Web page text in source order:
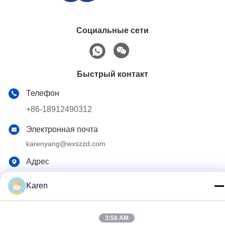
Социальные сети
Быстрый контакт
Телефон
+86-18912490312
Электронная почта
karenyang@wxszzd.com
Адрес
экономических и разработки технологий, Wuxi
Политика конфиденциальности
Karen
3:58 AM